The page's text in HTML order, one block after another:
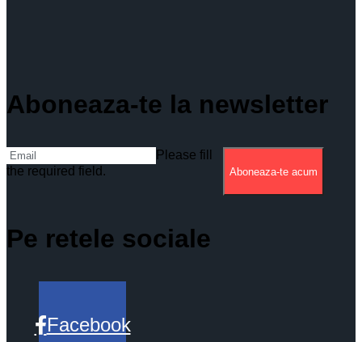
Aboneaza-te la newsletter
Please fill
the required field.
Aboneaza-te acum
Pe retele sociale
Facebook